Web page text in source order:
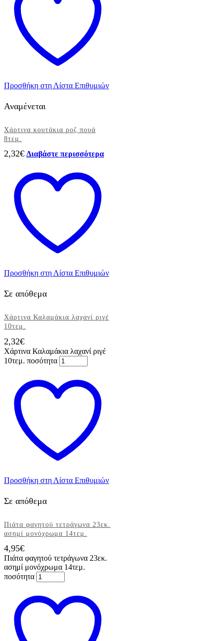
Προσθήκη στη Λίστα Επιθυμιών
Αναμένεται
Χάρτινα κουτάκια ροζ πουά
8τεμ.
2,32€ Διαβάστε περισσότερα
Προσθήκη στη Λίστα Επιθυμιών
Σε απόθεμα
Χάρτινα Καλαμάκια λαχανί ριγέ
10τεμ.
2,32€
Χάρτινα Καλαμάκια λαχανί ριγέ
10τεμ. ποσότητα
Προσθήκη στη Λίστα Επιθυμιών
Σε απόθεμα
Πιάτα φαγητού τετράγωνα 23εκ.
ασημί μονόχρωμα 14τεμ.
4,95€
Πιάτα φαγητού τετράγωνα 23εκ.
ασημί μονόχρωμα 14τεμ.
ποσότητα